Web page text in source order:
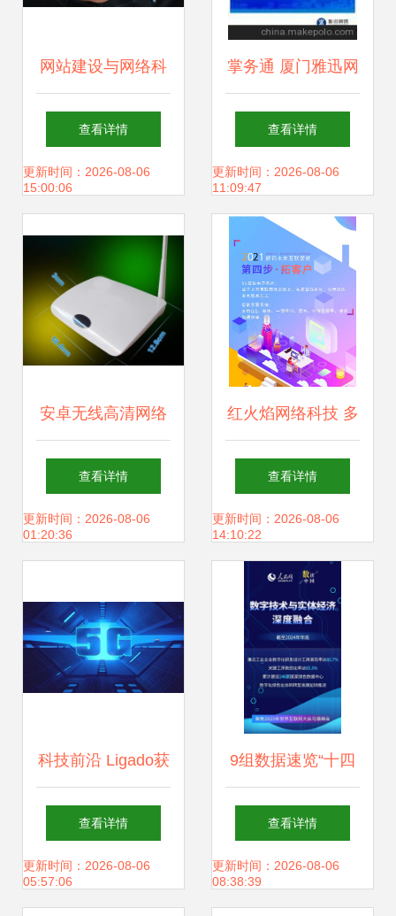
网站建设与网络科
技开发的整合营销
方案 25个吸引客流
查看详情
更新时间：2026-08-06
15:00:06
掌务通 厦门雅迅网
络科技的专业网络
科技开发解决方案
查看详情
更新时间：2026-08-06
11:09:47
安卓无线高清网络
电视 A084网络播
放器的科技魅力与
查看详情
更新时间：2026-08-06
01:20:36
红火焰网络科技 多
年经验铸就负责任
的品牌推广公司
查看详情
更新时间：2026-08-06
14:10:22
科技前沿 Ligado获
批部署5G与成都加
速布局鲲鹏生态
查看详情
更新时间：2026-08-06
05:57:06
9组数据速览“十四
五”互联网发展与网
络科技开发成绩单
查看详情
更新时间：2026-08-06
08:38:39